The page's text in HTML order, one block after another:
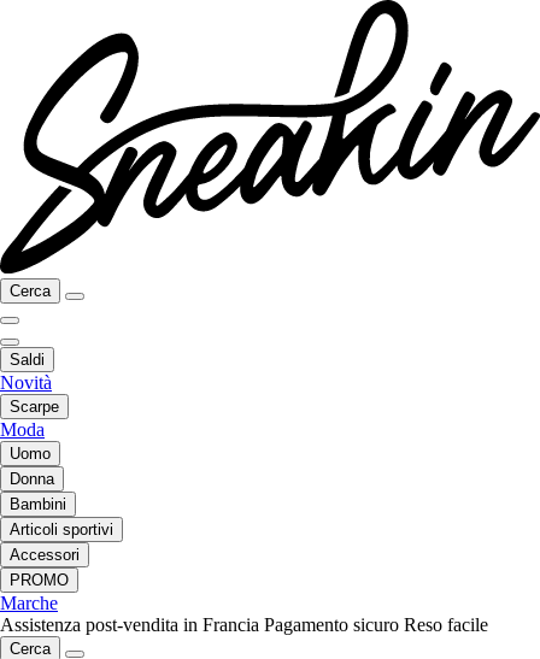
Cerca
Saldi
Novità
Scarpe
Moda
Uomo
Donna
Bambini
Articoli sportivi
Accessori
PROMO
Marche
Assistenza post-vendita in Francia Pagamento sicuro Reso facile
Cerca